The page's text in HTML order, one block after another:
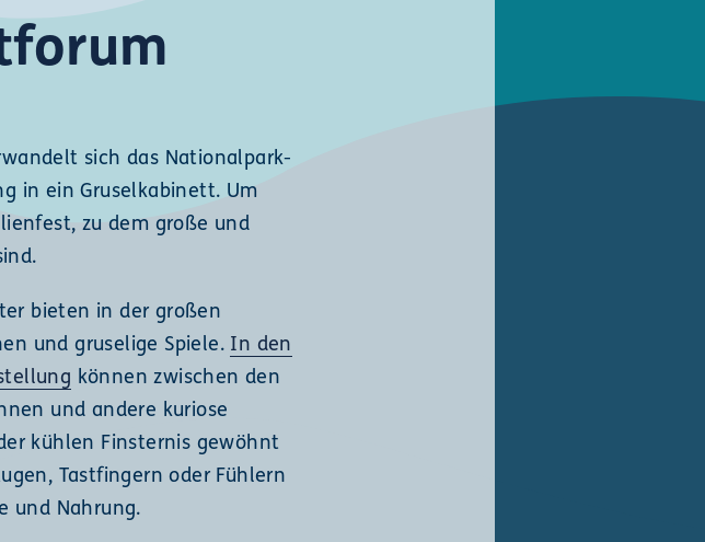
sich das Nationalpark-
in ein Gruselkabinett. Um
zu dem große und
bieten in der großen
und gruselige Spiele. In den
können zwischen den
und andere kuriose
kühlen Finsternis gewöhnt
Tastfingern oder Fühlern
und Nahrung.